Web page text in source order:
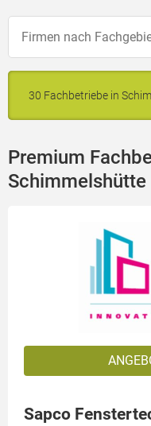
30 Fachbetriebe in
Premium
Schimmelshütte
Sapco